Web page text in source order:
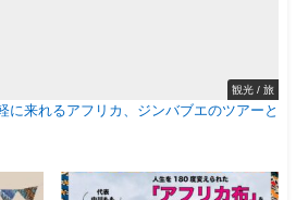
観光 / 旅
に来れるアフリカ、ジンバブエのツアーと